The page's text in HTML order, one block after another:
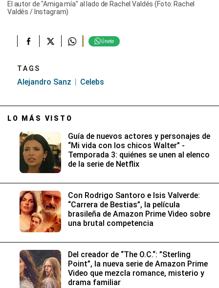
El autor de "Amiga mía" al lado de Rachel Valdés (Foto: Rachel
Valdés / Instagram)
Únete
TAGS
Alejandro Sanz Celebs
LO MÁS VISTO
Guía de nuevos actores y personajes de
“Mi vida con los chicos Walter” -
Temporada 3: quiénes se unen al elenco
de la serie de Netflix
Con Rodrigo Santoro e Isis Valverde:
“Carrera de Bestias”, la película
brasileña de Amazon Prime Video sobre
una brutal competencia
Del creador de “The O.C.“: ”Sterling
Point”, la nueva serie de Amazon Prime
Video que mezcla romance, misterio y
drama familiar